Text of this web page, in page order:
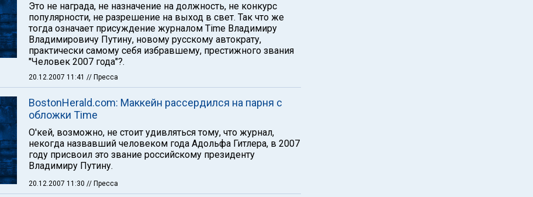
Это не награда, не назначение на должность, не конкурс
популярности, не разрешение на выход в свет. Так что же
тогда означает присуждение журналом Time Владимиру
Владимировичу Путину, новому русскому автократу,
практически самому себя избравшему, престижного звания
"Человек 2007 года"?.
20.12.2007 11:41 // Пресса
BostonHerald.com: Маккейн рассердился на парня с
обложки Time
О'кей, возможно, не стоит удивляться тому, что журнал,
некогда назвавший человеком года Адольфа Гитлера, в 2007
году присвоил это звание российскому президенту
Владимиру Путину.
20.12.2007 11:30 // Пресса